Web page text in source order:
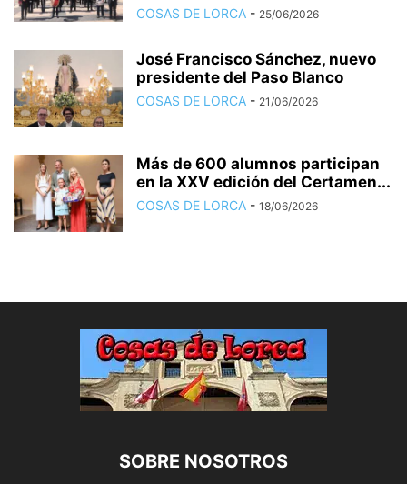
COSAS DE LORCA - 25/06/2026
José Francisco Sánchez, nuevo
presidente del Paso Blanco
COSAS DE LORCA - 21/06/2026
Más de 600 alumnos participan
en la XXV edición del Certamen...
COSAS DE LORCA - 18/06/2026
SOBRE NOSOTROS